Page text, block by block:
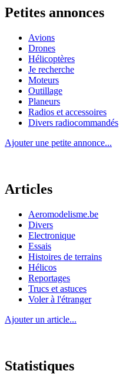
Petites annonces
Avions
Drones
Hélicoptères
Je recherche
Moteurs
Outillage
Planeurs
Radios et accessoires
Divers radiocommandés
Ajouter une petite annonce...
Articles
Aeromodelisme.be
Divers
Electronique
Essais
Histoires de terrains
Hélicos
Reportages
Trucs et astuces
Voler à l'étranger
Ajouter un article...
Statistiques